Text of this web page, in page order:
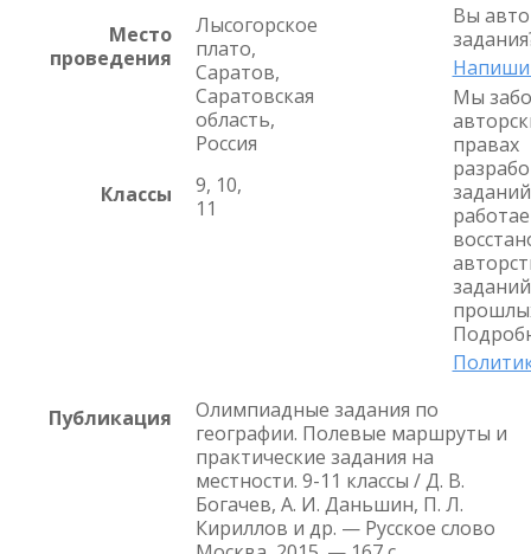
Место
проведения
Лысогорское
плато,
Саратов,
Саратовская
область,
Россия
Классы
9, 10,
11
Вы
Мы
правах
заданий
Публикация
Олимпиадные задания по
географии. Полевые маршруты и
практические задания на
местности. 9-11 классы / Д. В.
Богачев, А. И. Даньшин, П. Л.
Кириллов и др. — Русское слово